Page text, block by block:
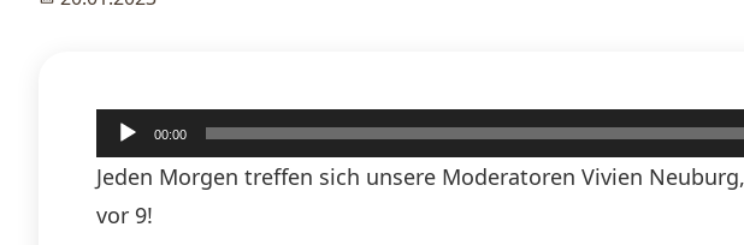
Audio-
Player
00:00
Jeden Morgen treffen sich unsere Moderatoren Vivien
vor 9!